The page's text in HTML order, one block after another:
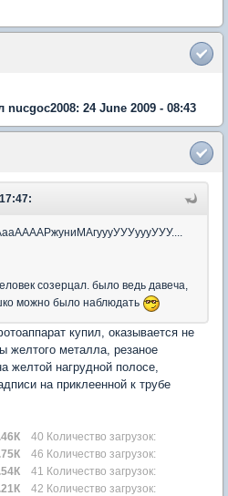
24 June 2009 - 08:43
созерцал. было ведь давеча,
можно было наблюдать
купил, оказывается не
желтого металла, резаное
желтой нагрудной полосе,
на приклеенной к трубе
40 Количество загрузок:
46 Количество загрузок:
41 Количество загрузок:
42 Количество загрузок: